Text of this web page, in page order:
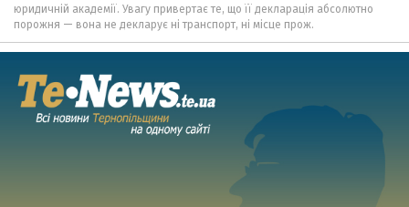
юридичній академії. Увагу привертає те, що її декларація абсолютно
порожня — вона не декларує ні транспорт, ні місце прож.